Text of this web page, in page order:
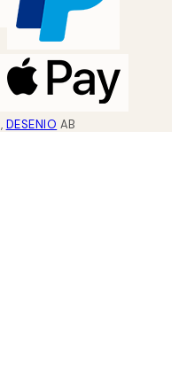
, DESENIO AB